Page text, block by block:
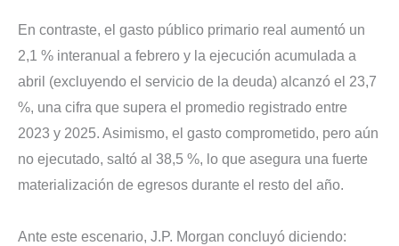
En contraste, el gasto público primario real aumentó un
2,1 % interanual a febrero y la ejecución acumulada a
abril (excluyendo el servicio de la deuda) alcanzó el 23,7
%, una cifra que supera el promedio registrado entre
2023 y 2025. Asimismo, el gasto comprometido, pero aún
no ejecutado, saltó al 38,5 %, lo que asegura una fuerte
materialización de egresos durante el resto del año.
Ante este escenario, J.P. Morgan concluyó diciendo: